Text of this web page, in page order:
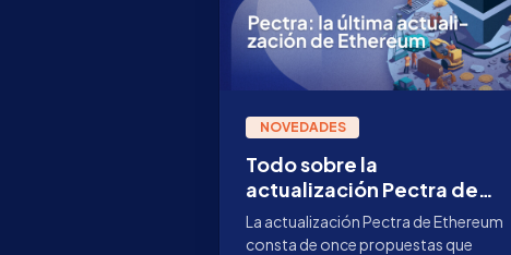
NOVEDADES
Todo sobre la
actualización Pectra de
Ethereum: mejoras, fechas
y EIPs clave
La actualización Pectra de Ethereum
consta de once propuestas que